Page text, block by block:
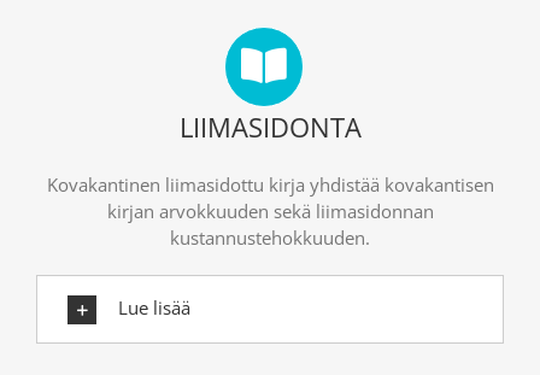
LIIMASIDONTA
Kovakantinen liimasidottu kirja yhdistää kovakantisen
kirjan arvokkuuden sekä liimasidonnan
kustannustehokkuuden.
Lue lisää